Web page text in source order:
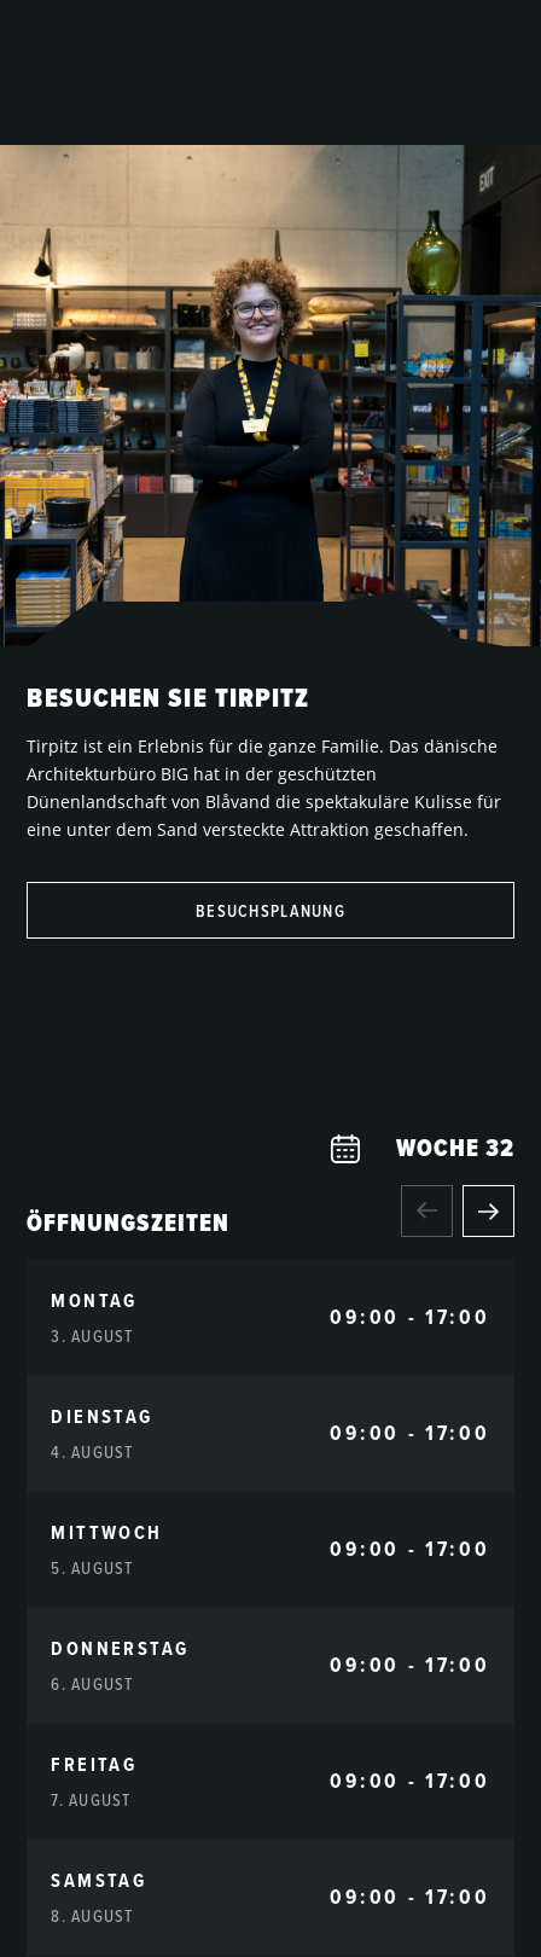
BESUCHEN SIE TIRPITZ
Tirpitz ist ein Erlebnis für die ganze Familie. Das dänische
Architekturbüro BIG hat in der geschützten
Dünenlandschaft von Blåvand die spektakuläre Kulisse für
eine unter dem Sand versteckte Attraktion geschaffen.
BESUCHSPLANUNG
ÖFFNUNGSZEITEN
WOCHE 32
MONTAG
3. AUGUST
09:00 - 17:00
DIENSTAG
4. AUGUST
09:00 - 17:00
MITTWOCH
5. AUGUST
09:00 - 17:00
DONNERSTAG
6. AUGUST
09:00 - 17:00
FREITAG
7. AUGUST
09:00 - 17:00
SAMSTAG
8. AUGUST
09:00 - 17:00